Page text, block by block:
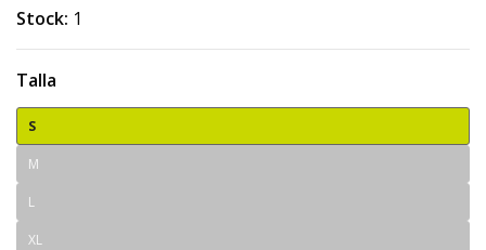
Stock: 1
Talla
S
M
L
XL